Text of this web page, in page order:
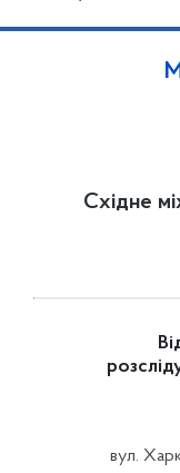
Східне
вул.